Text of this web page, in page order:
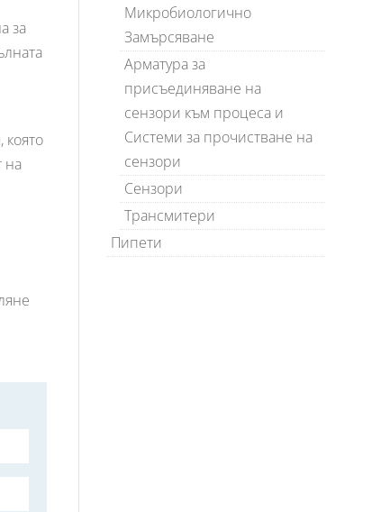
за
която
на
Микробиологично
Замърсяване
Арматура за
присъединяване на
сензори към процеса и
Системи за прочистване на
сензори
Сензори
Трансмитери
Пипети